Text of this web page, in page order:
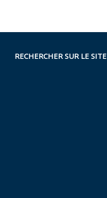
RECHERCHER SUR LE SITE